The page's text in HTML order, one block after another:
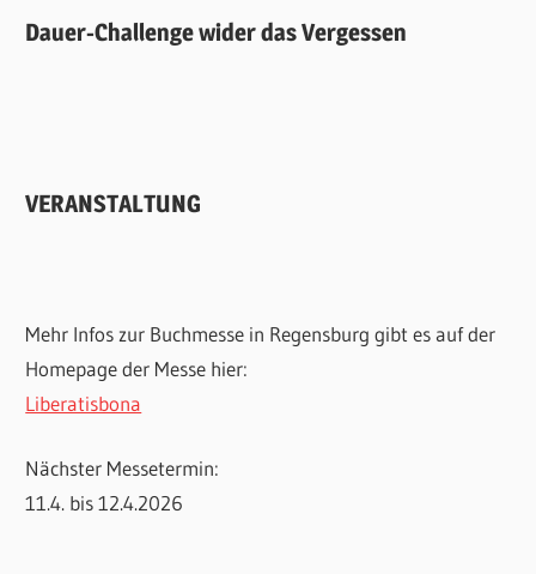
Dauer-Challenge wider das Vergessen
VERANSTALTUNG
Mehr Infos zur Buchmesse in Regensburg gibt es auf der
Homepage der Messe hier:
Liberatisbona
Nächster Messetermin:
11.4. bis 12.4.2026